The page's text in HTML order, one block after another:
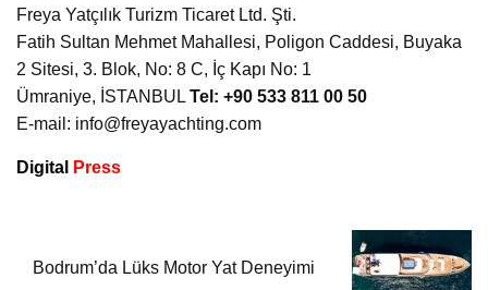
Freya Yatçılık Turizm Ticaret Ltd. Şti.
Fatih Sultan Mehmet Mahallesi, Poligon Caddesi, Buyaka
2 Sitesi, 3. Blok, No: 8 C, İç Kapı No: 1
Ümraniye, İSTANBUL Tel: +90 533 811 00 50
E-mail: info@freyayachting.com
Digital Press
Bodrum’da Lüks Motor Yat Deneyimi